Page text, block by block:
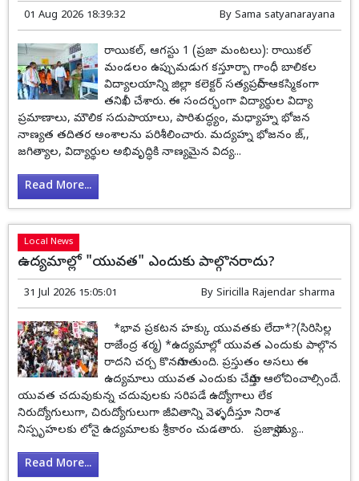
01 Aug 2026 18:39:32 By Sama satyanarayana
రాయికల్, ఆగస్టు 1 (ప్రజా మంటలు): రాయికల్
మండలం ఉప్పుమడుగ కస్తూర్బా గాంధీ బాలికల
విద్యాలయాన్ని జిల్లా కలెక్టర్ సత్యప్రసాద్ ఆకస్మికంగా
తనిఖీ చేశారు. ఈ సందర్భంగా విద్యార్థుల విద్యా
ప్రమాణాలు, మౌలిక సదుపాయాలు, పారిశుద్ధ్యం, మధ్యాహ్న భోజన
నాణ్యత తదితర అంశాలను పరిశీలించారు. మద్యహ్న భోజనం జ్,,
జగిత్యాల, విద్యార్థుల అభివృద్ధికి నాణ్యమైన విద్య...
Read More...
Local News
ఉద్యమాల్లో "యువత" ఎందుకు పాల్గొనరాదు?
31 Jul 2026 15:05:01 By Siricilla Rajendar sharma
*భావ ప్రకటన హక్కు యువతకు లేదా*?(సిరిసిల్ల
రాజేంద్ర శర్మ) *ఉద్యమాల్లో యువత ఎందుకు పాల్గొన
రాదని చర్చ కొనసాగుతుంది. ప్రస్తుతం అసలు ఈ
ఉద్యమాలు యువత ఎందుకు చేస్తారు ఆలోచించాల్సిందే.
యువత చదువుకున్న చదువులకు సరిపడే ఉద్యోగాలు లేక
నిరుద్యోగులుగా, చిరుద్యోగులుగా జీవితాన్ని వెళ్ళదీస్తూ నిరాశ
నిస్పృహలకు లోనై ఉద్యమాలకు శ్రీకారం చుడతారు. ప్రజాస్వామ్య...
Read More...